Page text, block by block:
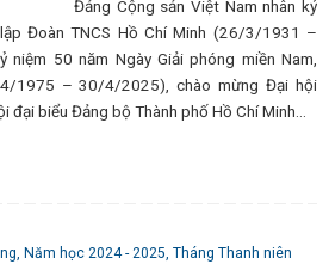
Đảng Cộng sản Việt Nam nhân kỷ
Đoàn TNCS Hồ Chí Minh (26/3/1931 –
50 năm Ngày Giải phóng miền Nam,
1975 – 30/4/2025), chào mừng Đại hội
biểu Đảng bộ Thành phố Hồ Chí Minh…
, Năm học 2024 - 2025, Tháng Thanh niên